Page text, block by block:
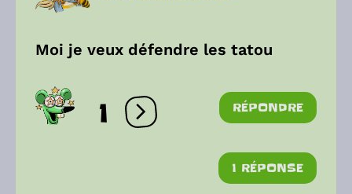
Moi je veux défendre les tatou
1 Ouvrir les réactions
RÉPONDRE
1 RÉPONSE